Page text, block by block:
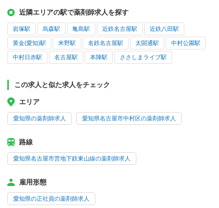
近隣エリアの駅で薬剤師求人を探す
岩塚駅 烏森駅 亀島駅 近鉄名古屋駅 近鉄八田駅
黄金(愛知)駅 米野駅 名鉄名古屋駅 太閤通駅 中村公園駅
中村日赤駅 名古屋駅 本陣駅 ささしまライブ駅
この求人と似た求人をチェック
エリア
愛知県の薬剤師求人 愛知県名古屋市中村区の薬剤師求人
路線
愛知県名古屋市営地下鉄東山線の薬剤師求人
雇用形態
愛知県の正社員の薬剤師求人